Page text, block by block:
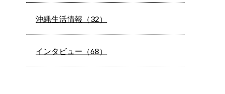
沖縄生活情報（32）
インタビュー（68）